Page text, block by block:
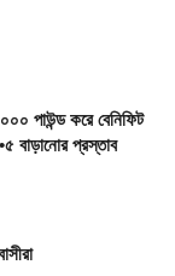
পাউন্ড করে বেনিফিট
বাড়ানোর প্রস্তাব